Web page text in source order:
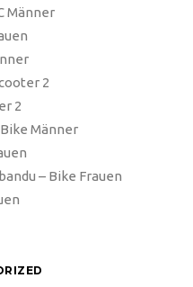
Männer
2
2
Männer
– Bike Frauen